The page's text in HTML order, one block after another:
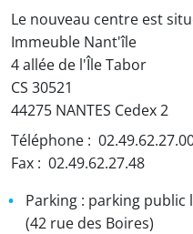
Le nouveau centre est
Immeuble Nant'île
4 allée de l'Île Tabor
CS 30521
44275 NANTES Cedex 2
Téléphone :
Fax : 02.49.62.27.48
Parking : parking public
(42 rue des Boires)